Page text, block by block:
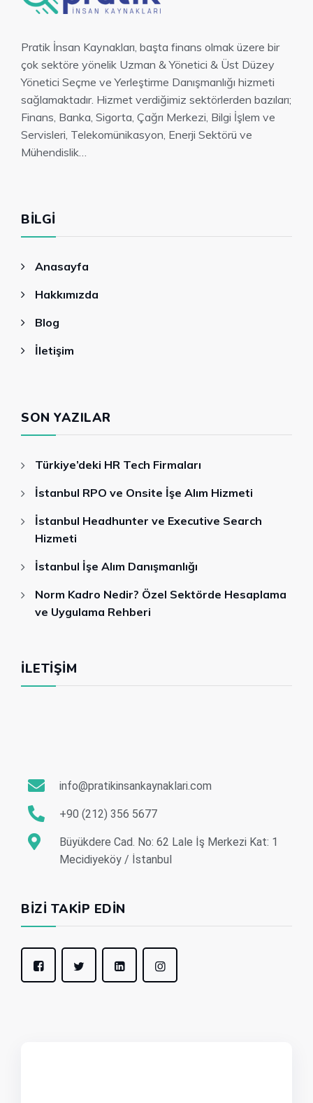
Pratik İnsan Kaynakları, başta finans olmak üzere bir
çok sektöre yönelik Uzman & Yönetici & Üst Düzey
Yönetici Seçme ve Yerleştirme Danışmanlığı hizmeti
sağlamaktadır. Hizmet verdiğimiz sektörlerden bazıları;
Finans, Banka, Sigorta, Çağrı Merkezi, Bilgi İşlem ve
Servisleri, Telekomünikasyon, Enerji Sektörü ve
Mühendislik…
BILGI
Anasayfa
Hakkımızda
Blog
İletişim
SON YAZILAR
Türkiye’deki HR Tech Firmaları
İstanbul RPO ve Onsite İşe Alım Hizmeti
İstanbul Headhunter ve Executive Search
Hizmeti
İstanbul İşe Alım Danışmanlığı
Norm Kadro Nedir? Özel Sektörde Hesaplama
ve Uygulama Rehberi
İLETIŞIM
info@pratikinsankaynaklari.com
+90 (212) 356 5677
Büyükdere Cad. No: 62 Lale İş Merkezi Kat: 1
Mecidiyeköy / İstanbul
BIZI TAKIP EDIN